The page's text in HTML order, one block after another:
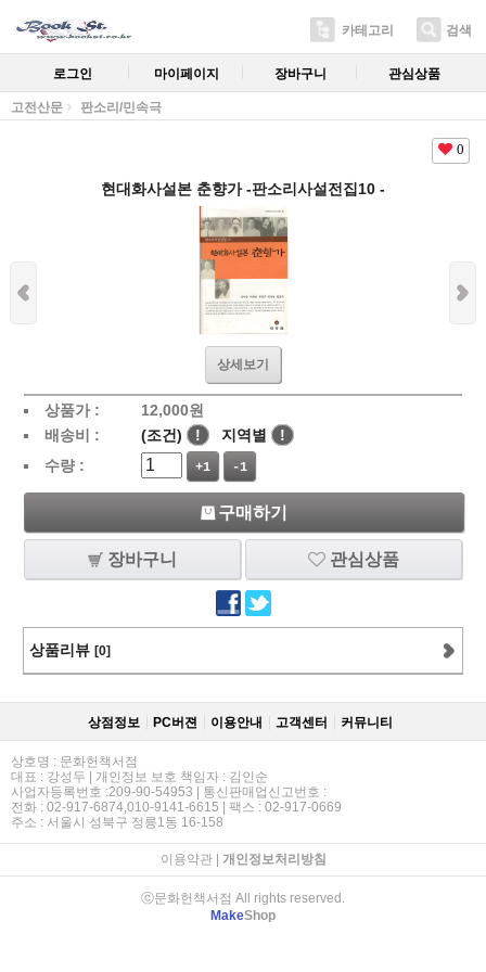
카테고리 검색
로그인 마이페이지 장바구니 관심상품
고전산문 판소리/민속극
0
현대화사설본 춘향가 -판소리사설전집10 -
상세보기
상품가 : 12,000원
배송비 :
(조건) ! 지역별
!
수량 :
+1 -1
구매하기
장바구니 관심상품
상품리뷰 [0]
상점정보 PC버젼 이용안내 고객센터 커뮤니티
상호명 : 문화헌책서점
대표 : 강성두 | 개인정보 보호 책임자 : 김인순
사업자등록번호 :209-90-54953 | 통신판매업신고번호 :
전화 : 02-917-6874,010-9141-6615 | 팩스 : 02-917-0669
주소 : 서울시 성북구 정릉1동 16-158
이용약관| 개인정보처리방침
ⓒ문화헌책서점 All rights reserved.
MakeShop